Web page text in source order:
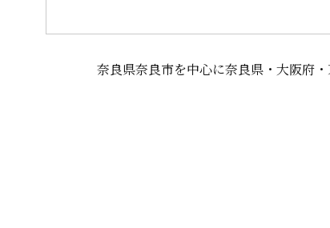
奈良県奈良市を中心に奈良県・大阪府